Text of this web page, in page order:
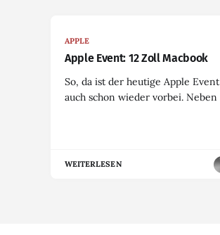
APPLE
Apple Event: 12 Zoll Macbook
So, da ist der heutige Apple Event
auch schon wieder vorbei. Neben
WEITERLESEN